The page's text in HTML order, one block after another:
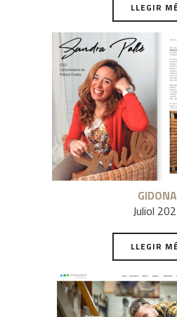
LLEGIR
GIDONA
Juliol
LLEGIR